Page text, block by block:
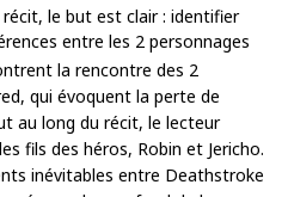
récit, le but est clair : identifier
entre les 2 personnages
la rencontre des 2
qui évoquent la perte de
au long du récit, le lecteur
fils des héros, Robin et Jericho.
inévitables entre Deathstroke